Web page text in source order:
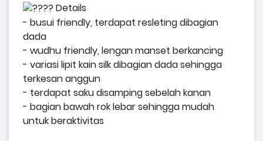
Details
- busui friendly, terdapat resleting dibagian
dada
- wudhu friendly, lengan manset berkancing
- variasi lipit kain silk dibagian dada sehingga
terkesan anggun
- terdapat saku disamping sebelah kanan
- bagian bawah rok lebar sehingga mudah
untuk beraktivitas